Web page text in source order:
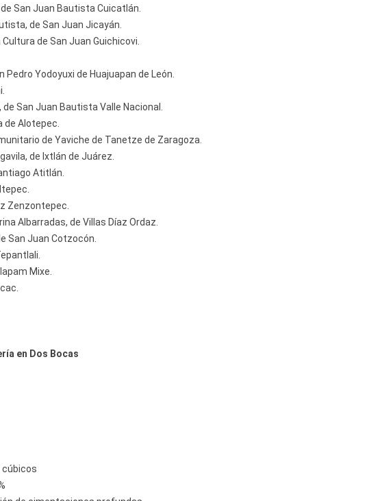
San Juan Bautista Cuicatlán.
de San Juan Jicayán.
de San Juan Guichicovi.
Pedro Yodoyuxi de Huajuapan de León.
San Juan Bautista Valle Nacional.
de Alotepec.
de Yaviche de Tanetze de Zaragoza.
de Ixtlán de Juárez.
Atitlán.
Zenzontepec.
Albarradas, de Villas Díaz Ordaz.
San Juan Cotzocón.
Mixe.
en Dos Bocas
cúbicos